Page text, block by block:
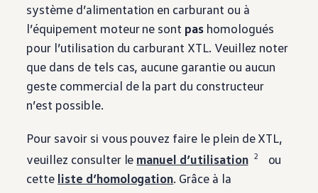
système d’alimentation en carburant ou à
l’équipement moteur ne sont pas homologués
pour l’utilisation du carburant XTL. Veuillez noter
que dans de tels cas, aucune garantie ou aucun
geste commercial de la part du constructeur
n’est possible.
Pour savoir si vous pouvez faire le plein de XTL,
veuillez consulter le manuel d’utilisation 2
ou
cette liste d’homologation. Grâce à la